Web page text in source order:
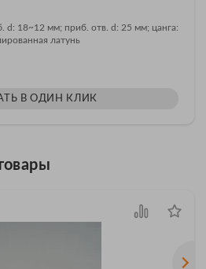
d: 18~12 мм; приб. отв. d: 25 мм; цанга:
латунь
В ОДИН КЛИК